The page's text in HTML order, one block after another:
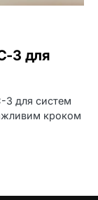
3 для
3 для систем
кроком